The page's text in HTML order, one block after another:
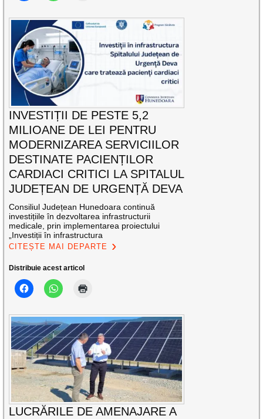
INVESTIȚII DE PESTE 5,2
MILIOANE DE LEI PENTRU
MODERNIZAREA SERVICIILOR
DESTINATE PACIENȚILOR
CARDIACI CRITICI LA SPITALUL
JUDEȚEAN DE URGENȚĂ DEVA
Consiliul Județean Hunedoara continuă
investițiile în dezvoltarea infrastructurii
medicale, prin implementarea proiectului
„Investiții în infrastructura
CITEȘTE MAI DEPARTE
Distribuie acest articol
LUCRĂRILE DE AMENAJARE A